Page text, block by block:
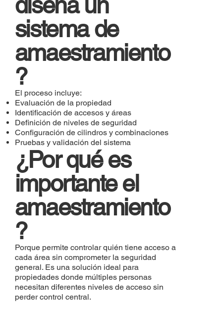
sistema de
amaestramiento
?
El proceso incluye:
Evaluación de la propiedad
Identificación de accesos y áreas
Definición de niveles de seguridad
Configuración de cilindros y combinaciones
Pruebas y validación del sistema
¿Por qué es
importante el
amaestramiento
?
Porque permite controlar quién tiene acceso a
cada área sin comprometer la seguridad
general. Es una solución ideal para
propiedades donde múltiples personas
necesitan diferentes niveles de acceso sin
perder control central.